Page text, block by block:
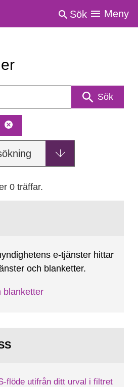
Sök Meny
Sök
0 träffar.
e-tjänster hittar
och blanketter.
blanketter
flöde utifrån ditt urval i filtret